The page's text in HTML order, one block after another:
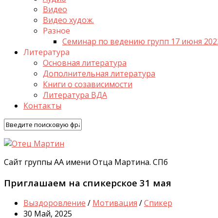
Видео
Видео худож.
Разное
Семинар по ведению групп 17 июня
Литература
Основная литература
Дополнительная литература
Книги о созависимости
Литература ВДА
Контакты
Сайт группы АА имени Отца Мартина. СПб
Приглашаем на спикерское 31 мая
Выздоровление / Мотивация /Спикер
30 Май, 2025